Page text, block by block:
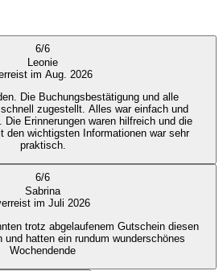
6/6
Leonie
im Aug. 2026
Die Buchungsbestätigung und alle
schnell zugestellt. Alles war einfach und
Erinnerungen waren hilfreich und die
den wichtigsten Informationen war sehr
praktisch.
6/6
Sabrina
im Juli 2026
trotz abgelaufenem Gutschein diesen
und hatten ein rundum wunderschönes
Wochendende